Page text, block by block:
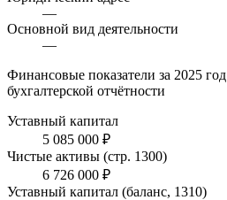
—
Основной вид деятельности
—
Финансовые показатели за 2025 год
бухгалтерской отчётности
Уставный капитал
5 085 000 ₽
Чистые активы (стр. 1300)
6 726 000 ₽
Уставный капитал (баланс, 1310)